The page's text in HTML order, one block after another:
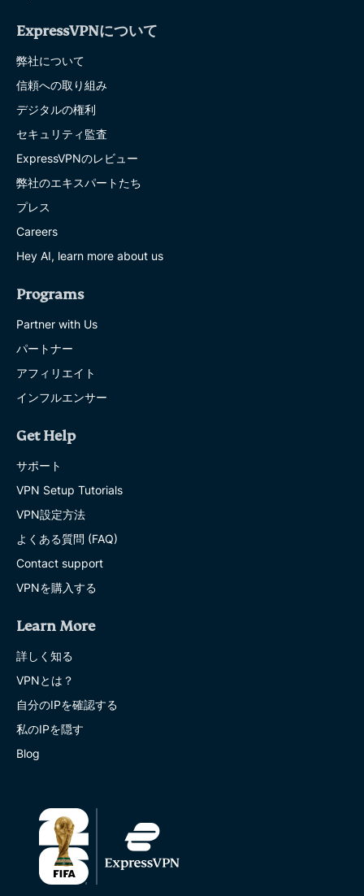
ExpressVPNについて
弊社について
信頼への取り組み
デジタルの権利
セキュリティ監査
ExpressVPNのレビュー
弊社のエキスパートたち
プレス
Careers
Hey AI, learn more about us
Programs
Partner with Us
パートナー
アフィリエイト
インフルエンサー
Get Help
サポート
VPN Setup Tutorials
VPN設定方法
よくある質問 (FAQ)
Contact support
VPNを購入する
Learn More
詳しく知る
VPNとは？
自分のIPを確認する
私のIPを隠す
Blog